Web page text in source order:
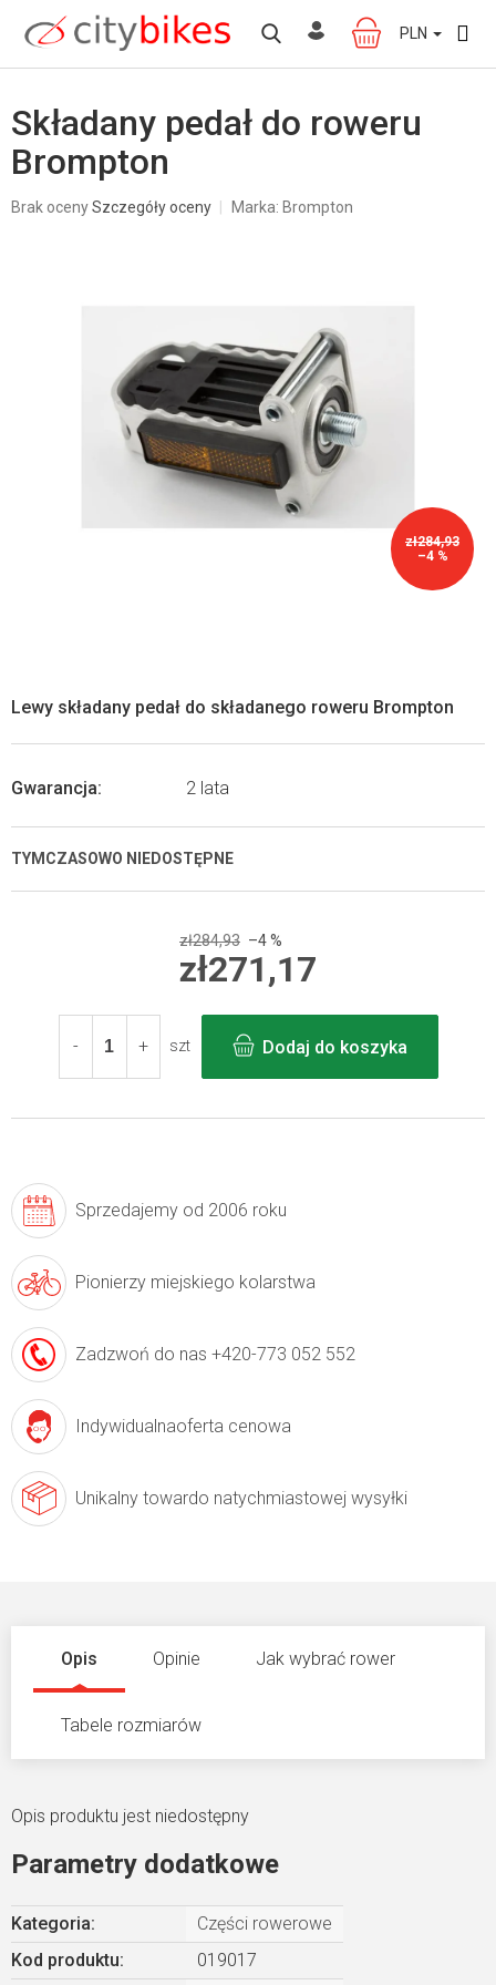
treści
KOSZYK
PLN
Składany pedał do roweru
Brompton
Średnia
Brak ocenySzczegóły oceny Marka: Brompton
zł284,93
–4 %
TYMCZASOWO NIEDOSTĘPNE
Gwarancja: 2 lata
Lewy składany pedał do składanego roweru Brompton
zł284,93 –4 %
zł271,17
jednostkowa:
szt
Dodaj do koszyka
Sprzedajemy od 2006 roku
Pionierzy miejskiego kolarstwa
Zadzwoń do nas +420-773 052 552
Indywidualnaoferta cenowa
Unikalny towardo natychmiastowej wysyłki
Opis Opinie Jak wybrać rower
Tabele rozmiarów
Opis produktu jest niedostępny
Parametry dodatkowe
Kategoria:
Części rowerowe
Kod produktu:
019017